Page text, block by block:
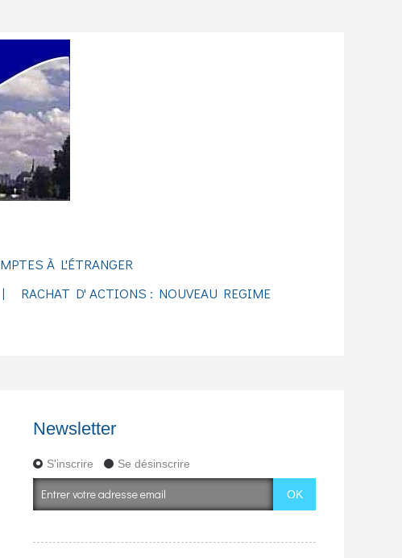
À L'ÉTRANGER
RACHAT D' ACTIONS : NOUVEAU REGIME
Newsletter
S'inscrire Se désinscrire